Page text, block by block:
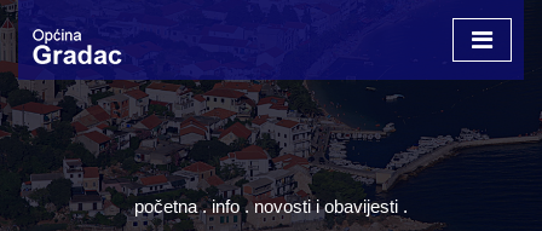
Otvori
početna . info . novosti i obavijesti .